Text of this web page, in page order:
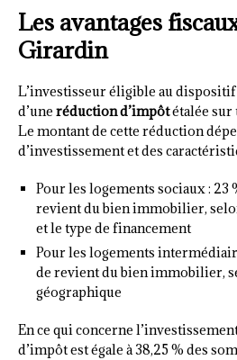
Les avantages
Girardin
L’investisseur éligible au
d’une réduction d’impôtétalée sur
Le montant de cette réduction
d’investissement et des
Pour les logements sociaux : 23
revient du bien immobilier,
et le type de financement
Pour les logements
de revient du bien immobilier,
géographique
En ce qui concerne
d’impôt est égale à 38,25 % des